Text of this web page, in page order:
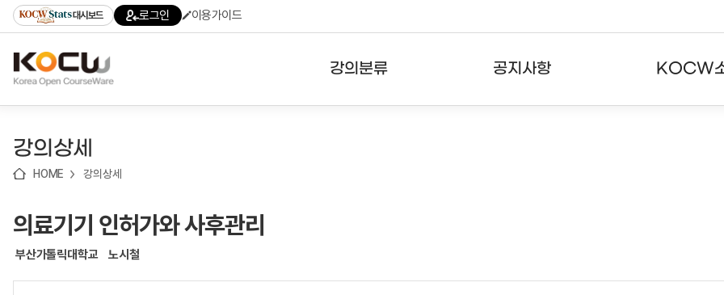
기
기
기
content)
가
대시보드 로그인 이용가이드
강의분류 공지사항 KOCW
강의상세
HOME 강의상세
의료기기 인허가와 사후관리
부산가톨릭대학교 노시철